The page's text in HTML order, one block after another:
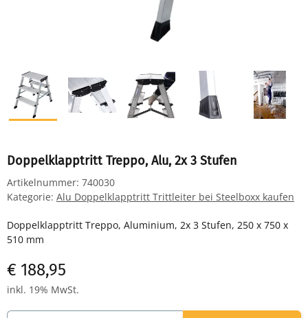
Doppelklapptritt Treppo, Alu, 2x 3 Stufen
Artikelnummer: 740030
Kategorie: Alu Doppelklapptritt Trittleiter bei Steelboxx kaufen
Doppelklapptritt Treppo, Aluminium, 2x 3 Stufen, 250 x 750 x
510 mm
€ 188,95
inkl. 19% MwSt.